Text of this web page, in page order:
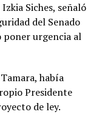
Siches, señaló
del Senado
poner urgencia al
había
Presidente
de ley.